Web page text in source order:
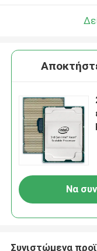
Να
Συνιστώμενα